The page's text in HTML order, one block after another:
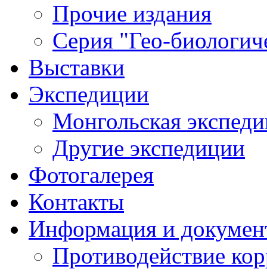
Прочие издания
Серия "Гео-
Выставки
Экспедиции
Монгольская
Другие экспедиции
Фотогалерея
Контакты
Информация и
Противодействие